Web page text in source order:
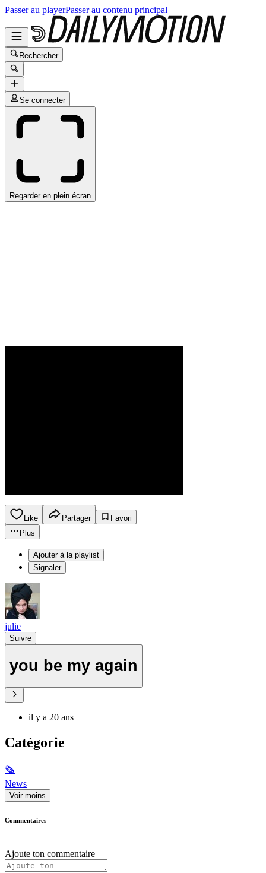
Passer au playerPasser au contenu principal
Rechercher
Se connecter
Regarder en plein écran
Like Partager
Favori
Plus
Ajouter à la playlist
Signaler
julie
Suivre
you be my again
il y a 20 ans
Catégorie
🗞
News
Voir moins
Commentaires
Ajoute ton commentaire